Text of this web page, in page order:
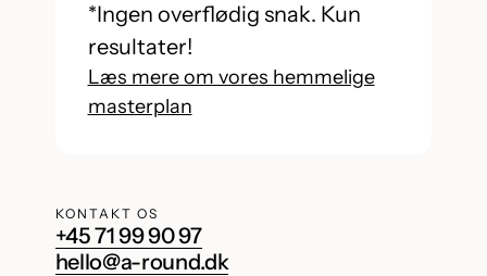
*Ingen overflødig snak. Kun
resultater!
Læs mere om vores hemmelige
masterplan
KONTAKT OS
+45 71 99 90 97
hello@a-round.dk